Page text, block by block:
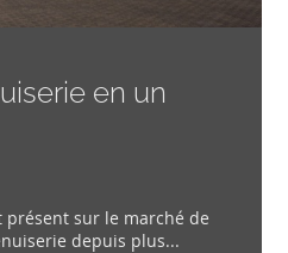
en un
sur le marché de
depuis plus...